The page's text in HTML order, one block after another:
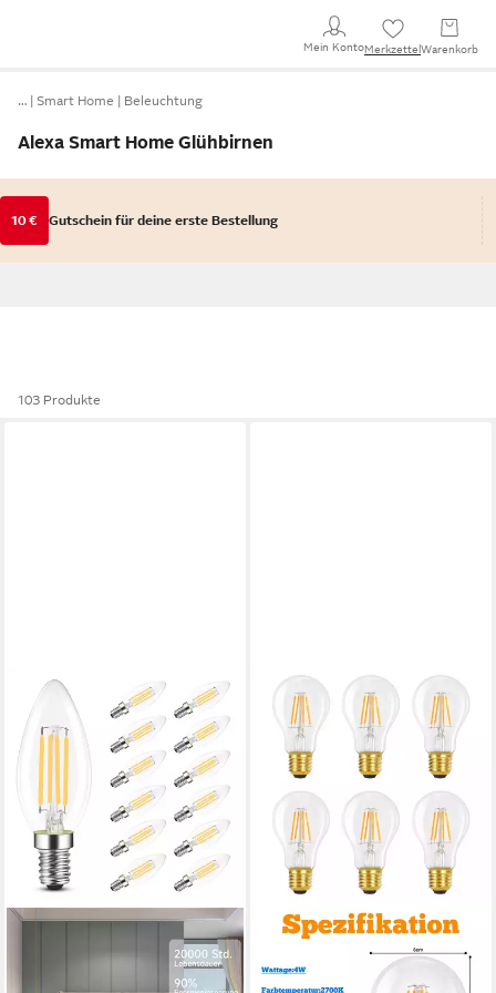
Mein KontoMerkzettel Warenkorb
… Smart Home Beleuchtung
Alexa Smart Home Glühbirnen
10 € Gutschein für deine erste Bestellung
103 Produkte